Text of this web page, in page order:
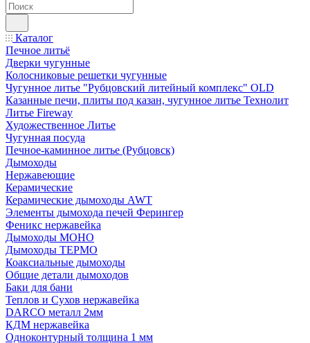
Каталог
Печное литьё
Дверки чугунные
Колосниковые решетки чугунные
Чугунное литье "Рубцовский литейный комплекс" OLD
Казанные печи, плиты под казан, чугунное литье Технолит
Литье Fireway
Художественное Литье
Чугунная посуда
Печное-каминное литье (Рубцовск)
Дымоходы
Нержавеющие
Керамические
Керамические дымоходы AWT
Элементы дымохода печей Ферингер
Феникс нержавейка
Дымоходы МОНО
Дымоходы ТЕРМО
Коаксиальные дымоходы
Общие детали дымоходов
Баки для бани
Теплов и Сухов нержавейка
DARCO металл 2мм
КДМ нержавейка
Одноконтурный толщина 1 мм